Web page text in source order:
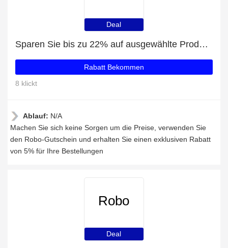
Deal
Sparen Sie bis zu 22% auf ausgewählte Produkte
Rabatt Bekommen
8 klickt
Ablauf: N/A
Machen Sie sich keine Sorgen um die Preise, verwenden Sie
den Robo-Gutschein und erhalten Sie einen exklusiven Rabatt
von 5% für Ihre Bestellungen
Robo
Deal